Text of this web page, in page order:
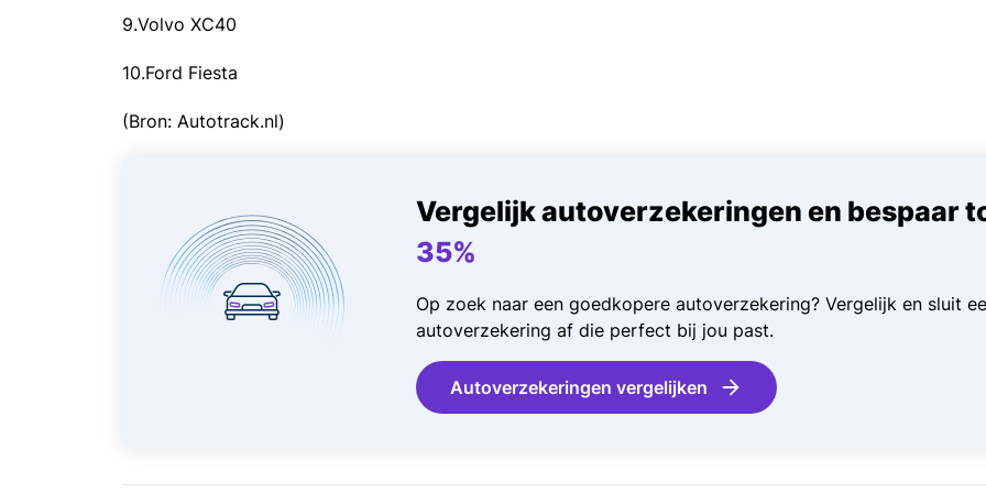
9.Volvo XC40
10.Ford Fiesta
(Bron: Autotrack.nl)
Vergelijk autoverzekeringen en bespaar
35%
Op zoek naar een goedkopere autoverzekering? Vergelijk en sluit
autoverzekering af die perfect bij jou past.
Autoverzekeringen vergelijken